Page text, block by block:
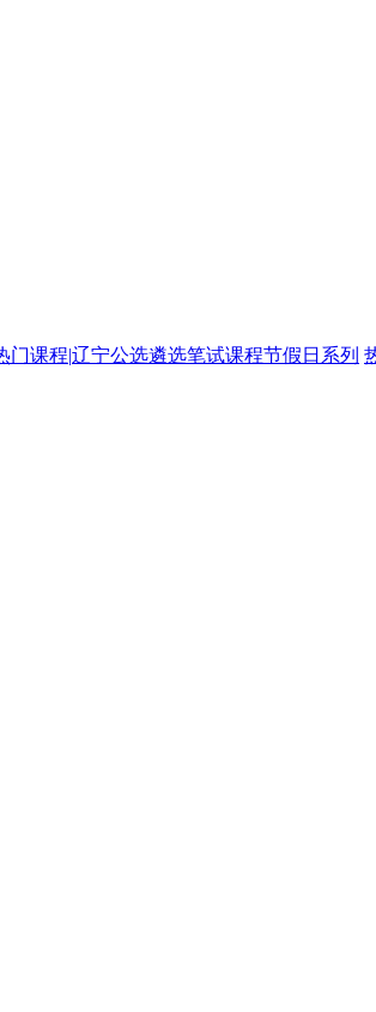
门课程|辽宁公选遴选笔试课程节假日系列